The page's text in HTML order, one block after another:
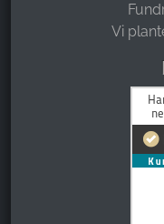
Vi